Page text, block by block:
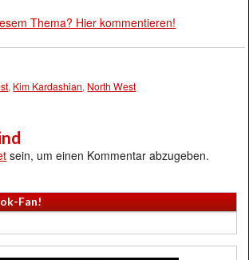
Thema? Hier kommentieren!
, Kim Kardashian, North West
sein, um einen Kommentar abzugeben.
Fan!